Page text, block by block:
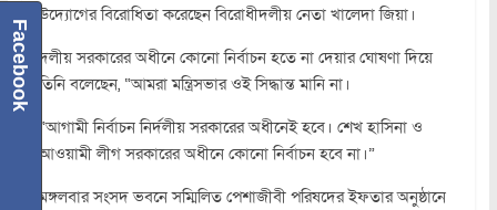
উদ্যোগের বিরোধিতা করেছেন বিরোধীদলীয় নেতা খালেদা জিয়া।
দলীয় সরকারের অধীনে কোনো নির্বাচন হতে না দেয়ার ঘোষণা দিয়ে
তিনি বলেছেন, “আমরা মন্ত্রিসভার ওই সিদ্ধান্ত মানি না।
“আগামী নির্বাচন নির্দলীয় সরকারের অধীনেই হবে। শেখ হাসিনা ও
আওয়ামী লীগ সরকারের অধীনে কোনো নির্বাচন হবে না।”
মঙ্গলবার সংসদ ভবনে সম্মিলিত পেশাজীবী পরিষদের ইফতার অনুষ্ঠানে
Facebook